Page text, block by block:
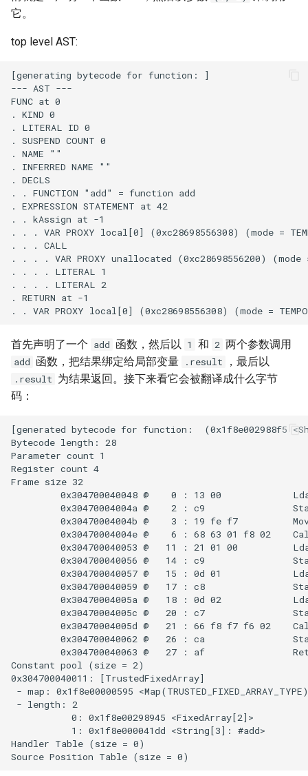
它。
top level AST:
首先声明了一个 add 函数，然后以 1 和 2 两个参数调用
add 函数，把结果绑定给局部变量 .result ，最后以
.result 为结果返回。接下来看它会被翻译成什么字节
码：